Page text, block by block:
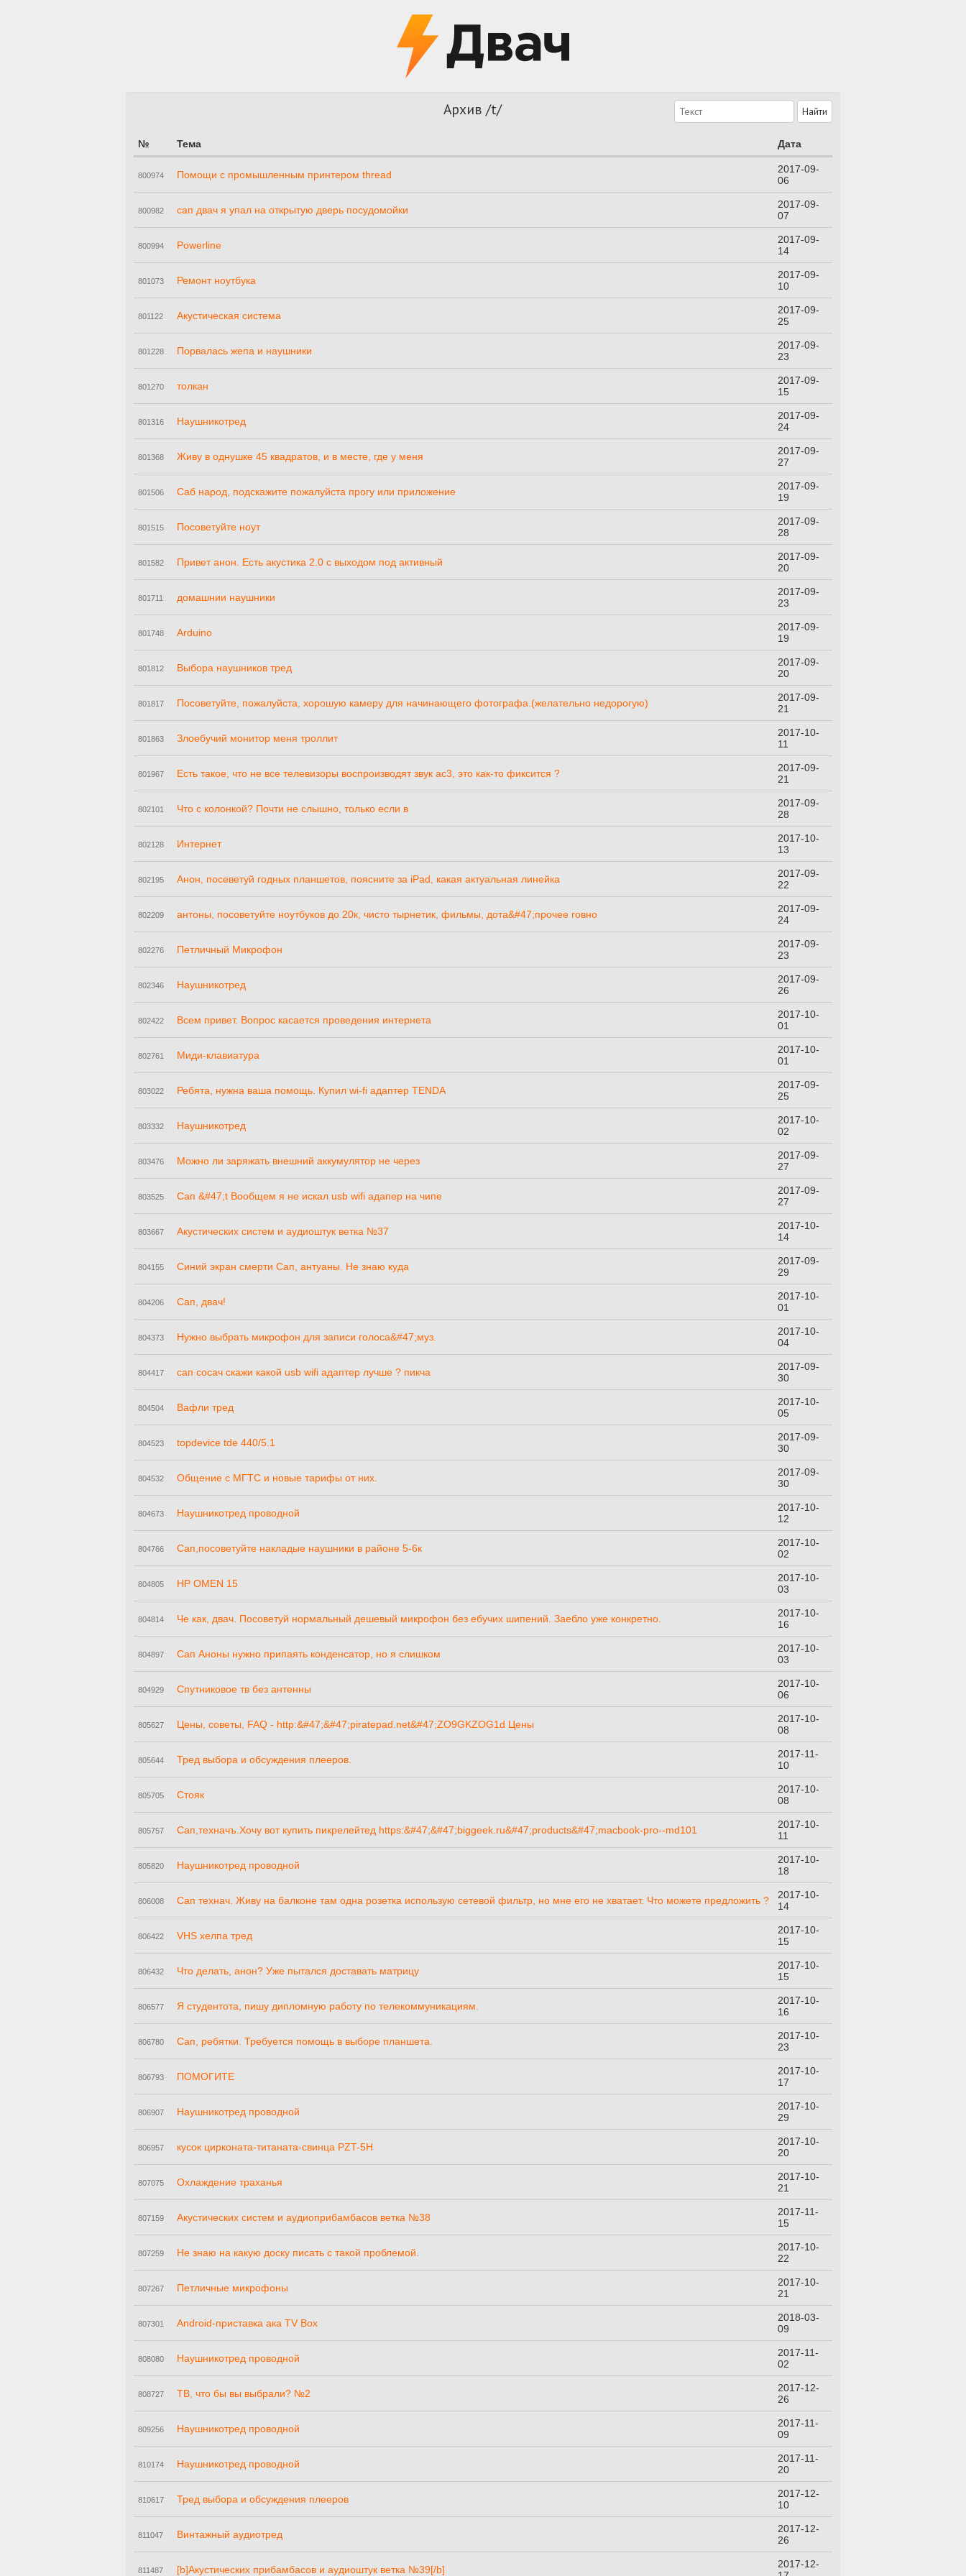
Архив /t/
№ Тема Дата
800974 Помощи с промышленным принтером thread
2017-09-
06
800982 сап двач я упал на открытую дверь посудомойки
2017-09-
07
800994 Powerline
2017-09-
14
801073 Ремонт ноутбука
2017-09-
10
801122 Акустическая система
2017-09-
25
801228 Порвалась жепа и наушники
2017-09-
23
801270 толкан
2017-09-
15
801316 Наушникотред
2017-09-
24
801368 Живу в однушке 45 квадратов, и в месте, где у меня
2017-09-
27
801506 Саб народ, подскажите пожалуйста прогу или приложение
2017-09-
19
801515 Посоветуйте ноут
2017-09-
28
801582 Привет анон. Есть акустика 2.0 с выходом под активный
2017-09-
20
801711 домашнии наушники
2017-09-
23
801748 Arduino
2017-09-
19
801812 Выбора наушников тред
2017-09-
20
801817 Посоветуйте, пожалуйста, хорошую камеру для начинающего фотографа.(желательно недорогую)
2017-09-
21
801863 Злоебучий монитор меня троллит
2017-10-
11
801967 Есть такое, что не все телевизоры воспроизводят звук ас3, это как-то фиксится ?
2017-09-
21
802101 Что с колонкой? Почти не слышно, только если в
2017-09-
28
802128 Интернет
2017-10-
13
802195 Анон, посеветуй годных планшетов, поясните за iPad, какая актуальная линейка
2017-09-
22
802209 антоны, посоветуйте ноутбуков до 20к, чисто тырнетик, фильмы, дота&#47;прочее говно
2017-09-
24
802276 Петличный Микрофон
2017-09-
23
802346 Наушникотред
2017-09-
26
802422 Всем привет. Вопрос касается проведения интернета
2017-10-
01
802761 Миди-клавиатура
2017-10-
01
803022 Ребята, нужна ваша помощь. Купил wi-fi адаптер TENDA
2017-09-
25
803332 Наушникотред
2017-10-
02
803476 Можно ли заряжать внешний аккумулятор не через
2017-09-
27
803525 Сап &#47;t Вообщем я не искал usb wifi адапер на чипе
2017-09-
27
803667 Акустических систем и аудиоштук ветка №37
2017-10-
14
804155 Синий экран смерти Сап, антуаны. Не знаю куда
2017-09-
29
804206 Сап, двач!
2017-10-
01
804373 Нужно выбрать микрофон для записи голоса&#47;муз.
2017-10-
04
804417 сап сосач скажи какой usb wifi адаптер лучше ? пикча
2017-09-
30
804504 Вафли тред
2017-10-
05
804523 topdevice tde 440/5.1
2017-09-
30
804532 Общение с МГТС и новые тарифы от них.
2017-09-
30
804673 Наушникотред проводной
2017-10-
12
804766 Сап,посоветуйте накладые наушники в районе 5-6к
2017-10-
02
804805 HP OMEN 15
2017-10-
03
804814 Че как, двач. Посоветуй нормальный дешевый микрофон без ебучих шипений. Заебло уже конкретно.
2017-10-
16
804897 Сап Аноны нужно припаять конденсатор, но я слишком
2017-10-
03
804929 Спутниковое тв без антенны
2017-10-
06
805627 Цены, советы, FAQ - http:&#47;&#47;piratepad.net&#47;ZO9GKZOG1d Цены
2017-10-
08
805644 Тред выбора и обсуждения плееров.
2017-11-
10
805705 Стояк
2017-10-
08
805757 Сап,техначъ.Хочу вот купить пикрелейтед https:&#47;&#47;biggeek.ru&#47;products&#47;macbook-pro--md101
2017-10-
11
805820 Наушникотред проводной
2017-10-
18
806008 Сап технач. Живу на балконе там одна розетка использую сетевой фильтр, но мне его не хватает. Что можете предложить ?
2017-10-
14
806422 VHS хелпа тред
2017-10-
15
806432 Что делать, анон? Уже пытался доставать матрицу
2017-10-
15
806577 Я студентота, пишу дипломную работу по телекоммуникациям.
2017-10-
16
806780 Сап, ребятки. Требуется помощь в выборе планшета.
2017-10-
23
806793 ПОМОГИТЕ
2017-10-
17
806907 Наушникотред проводной
2017-10-
29
806957 кусок цирконата-титаната-свинца PZT-5H
2017-10-
20
807075 Охлаждение траханья
2017-10-
21
807159 Акустических систем и аудиоприбамбасов ветка №38
2017-11-
15
807259 Не знаю на какую доску писать с такой проблемой.
2017-10-
22
807267 Петличные микрофоны
2017-10-
21
807301 Android-приставка ака TV Box
2018-03-
09
808080 Наушникотред проводной
2017-11-
02
808727 ТВ, что бы вы выбрали? №2
2017-12-
26
809256 Наушникотред проводной
2017-11-
09
810174 Наушникотред проводной
2017-11-
20
810617 Тред выбора и обсуждения плееров
2017-12-
10
811047 Винтажный аудиотред
2017-12-
26
811487 [b]Акустических прибамбасов и аудиоштук ветка №39[/b]
2017-12-